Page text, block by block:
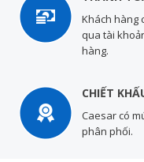
Khách hàng
qua tài
hàng.
CHIẾT
Caesar có
phân phối.